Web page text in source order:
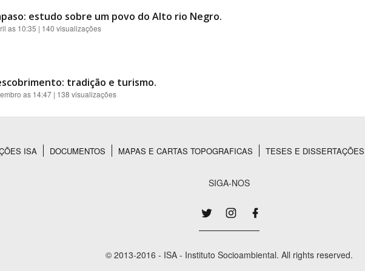
estudo sobre um povo do Alto rio Negro.
as 10:35 | 140 visualizações
tradição e turismo.
as 14:47 | 138 visualizações
ISA DOCUMENTOS MAPAS E CARTAS TOPOGRAFICAS TESES E DISSERTAÇÕES
SIGA-NOS
© 2013-2016 - ISA - Instituto Socioambiental. All rights reserved.